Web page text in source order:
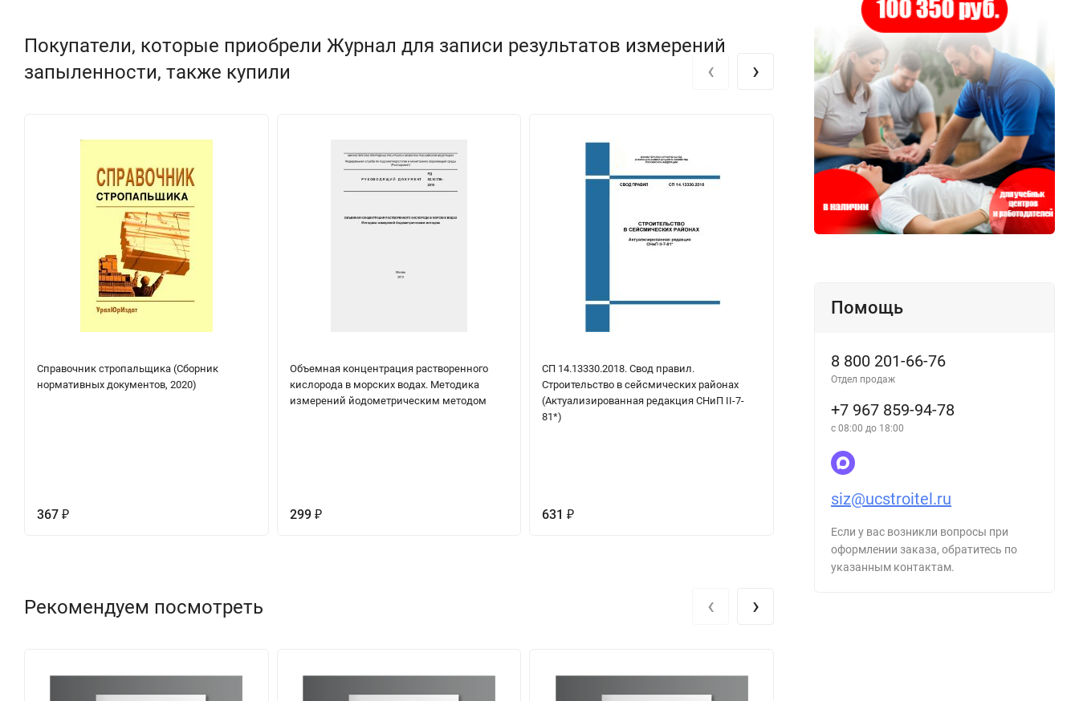
Покупатели, которые приобрели Журнал для записи результатов измерений
запыленности, также купили
Справочник стропальщика (Сборник
нормативных документов, 2020)
367 ₽
Объемная концентрация растворенного
кислорода в морских водах. Методика
измерений йодометрическим методом
299 ₽
СП 14.13330.2018. Свод правил.
Строительство в сейсмических районах
(Актуализированная редакция СНиП II-7-
81*)
631₽
СП 2.3.6.3668-20. Санитарно-
эпидемиологические требования к
и рынков, реализующих пищевую
продукцию
‹ ›
Рекомендуем посмотреть ‹ ›
Помощь
8 800 201-66-76
Отдел продаж
+7 967 859-94-78
с 08:00 до 18:00
siz@ucstroitel.ru
Если у вас возникли вопросы при
оформлении заказа, обратитесь по
указанным контактам.